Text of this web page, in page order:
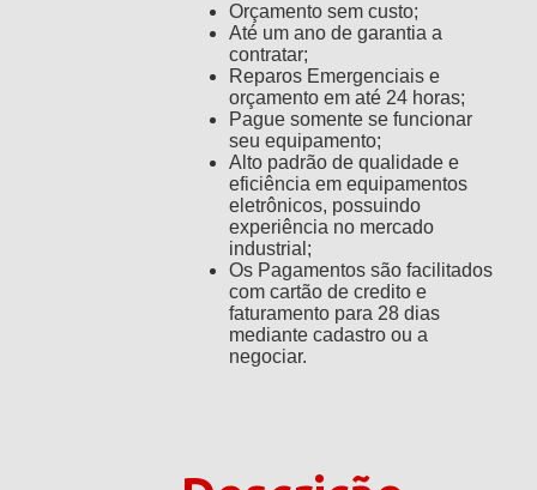
Orçamento sem custo;
Até um ano de garantia a
contratar;
Reparos Emergenciais e
orçamento em até 24 horas;
Pague somente se funcionar
seu equipamento;
Alto padrão de qualidade e
eficiência em equipamentos
eletrônicos, possuindo
experiência no mercado
industrial;
Os Pagamentos são facilitados
com cartão de credito e
faturamento para 28 dias
mediante cadastro ou a
negociar.